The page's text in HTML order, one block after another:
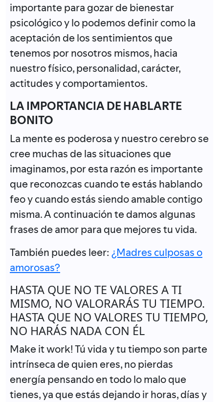
importante para gozar de bienestar
psicológico y lo podemos definir como la
aceptación de los sentimientos que
tenemos por nosotros mismos, hacia
nuestro físico, personalidad, carácter,
actitudes y comportamientos.
LA IMPORTANCIA DE HABLARTE
BONITO
La mente es poderosa y nuestro cerebro se
cree muchas de las situaciones que
imaginamos, por esta razón es importante
que reconozcas cuando te estás hablando
feo y cuando estás siendo amable contigo
misma. A continuación te damos algunas
frases de amor para que mejores tu vida.
También puedes leer: ¿Madres culposas o
amorosas?
HASTA QUE NO TE VALORES A TI
MISMO, NO VALORARÁS TU TIEMPO.
HASTA QUE NO VALORES TU TIEMPO,
NO HARÁS NADA CON ÉL
Make it work! Tú vida y tu tiempo son parte
intrínseca de quien eres, no pierdas
energía pensando en todo lo malo que
tienes, ya que estás dejando ir horas, días y